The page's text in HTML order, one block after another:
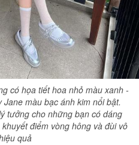
0908 780 404
Tòa soạn Chính sách bảo
cấp ngày 24.3.2020
Báo Thanh Niên. Cấm sao chép
sự chấp thuận bằng văn bản.
có họa tiết hoa nhỏ màu xanh -
màu bạc ánh kim nổi bật.
tưởng cho những bạn có dáng
điểm vòng hông và đùi vô
quả